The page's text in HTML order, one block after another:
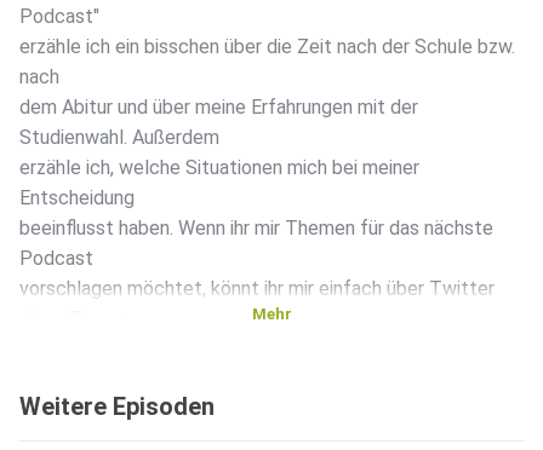
Podcast"
erzähle ich ein bisschen über die Zeit nach der Schule bzw.
nach
dem Abitur und über meine Erfahrungen mit der
Studienwahl. Außerdem
erzähle ich, welche Situationen mich bei meiner
Entscheidung
beeinflusst haben. Wenn ihr mir Themen für das nächste
Podcast
vorschlagen möchtet, könnt ihr mir einfach über Twitter
Mehr
Weitere Episoden